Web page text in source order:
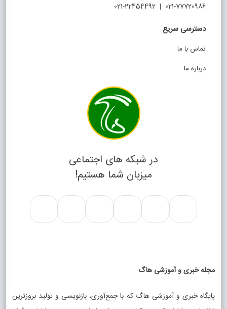
021-77720986 | 021-22454492
دسترسی سریع
تماس با ما
درباره ما
در شبکه های اجتماعی
میزبان شما هستیم!
مجله خبری و آموزشی هاگ
پایگاه خبری و آموزشی هاگ که با جمع‌آوری، بازنویسی و تولید بروزترین